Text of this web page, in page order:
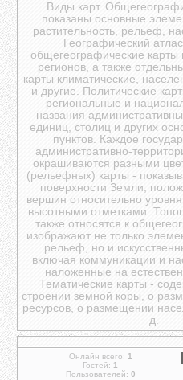
Виды карт.
показаны основные
растительность, рельеф,
Географический
общегеографические
регионов, а также
карты климатические,
и другие. Политические
региональные и
названия
единиц, столиц и других
пунктов. Каждое
административно-
окрашиваются разными
(рельефных) карты -
поверхности Земли,
вершин относительно
высотными отметками.
также относятся к
изображают не только
рельеф, но и
включая коммуникации и
наложенные на
Тематические карты -
строении земной коры, о
ресурсов, о размещении
д.
Онлайн всего: 1
Гостей: 1
Пользователей: 0